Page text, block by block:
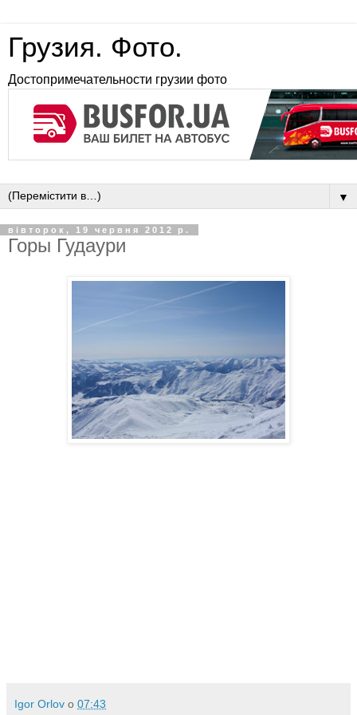
Грузия. Фото.
Достопримечательности грузии фото
▼
вівторок, 19 червня 2012 р.
Горы Гудаури
Igor Orlov о 07:43